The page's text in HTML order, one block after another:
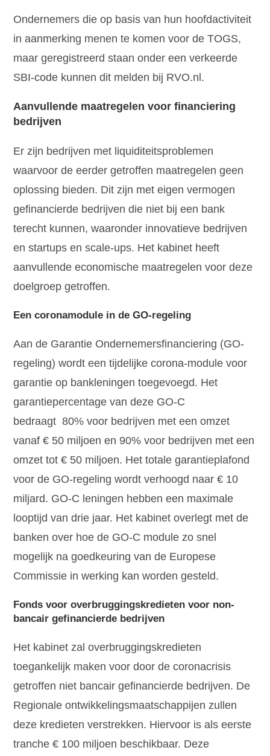
Ondernemers die op basis van hun hoofdactiviteit
in aanmerking menen te komen voor de TOGS,
maar geregistreerd staan onder een verkeerde
SBI-code kunnen dit melden bij RVO.nl.
Aanvullende maatregelen voor financiering
bedrijven
Er zijn bedrijven met liquiditeitsproblemen
waarvoor de eerder getroffen maatregelen geen
oplossing bieden. Dit zijn met eigen vermogen
gefinancierde bedrijven die niet bij een bank
terecht kunnen, waaronder innovatieve bedrijven
en startups en scale-ups. Het kabinet heeft
aanvullende economische maatregelen voor deze
doelgroep getroffen.
Een coronamodule in de GO-regeling
Aan de Garantie Ondernemersfinanciering (GO-
regeling) wordt een tijdelijke corona-module voor
garantie op bankleningen toegevoegd. Het
garantiepercentage van deze GO-C
bedraagt 80% voor bedrijven met een omzet
vanaf € 50 miljoen en 90% voor bedrijven met een
omzet tot € 50 miljoen. Het totale garantieplafond
voor de GO-regeling wordt verhoogd naar € 10
miljard. GO-C leningen hebben een maximale
looptijd van drie jaar. Het kabinet overlegt met de
banken over hoe de GO-C module zo snel
mogelijk na goedkeuring van de Europese
Commissie in werking kan worden gesteld.
Fonds voor overbruggingskredieten voor non-
bancair gefinancierde bedrijven
Het kabinet zal overbruggingskredieten
toegankelijk maken voor door de coronacrisis
getroffen niet bancair gefinancierde bedrijven. De
Regionale ontwikkelingsmaatschappijen zullen
deze kredieten verstrekken. Hiervoor is als eerste
tranche € 100 miljoen beschikbaar. Deze